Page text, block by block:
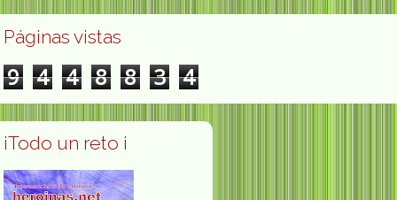
Páginas vistas
9 4 4 8 8 3 4
¡Todo un reto ¡